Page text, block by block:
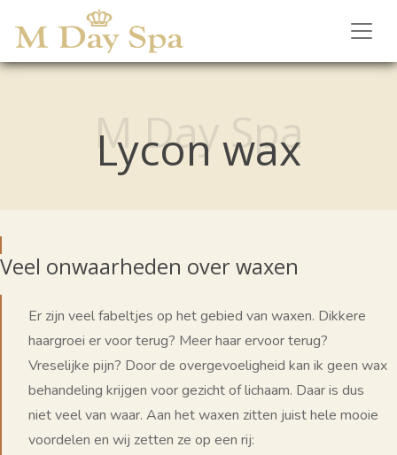
Lycon wax
M Day Spa
Veel onwaarheden over waxen
Er zijn veel fabeltjes op het gebied van waxen. Dikkere
haargroei er voor terug? Meer haar ervoor terug?
Vreselijke pijn? Door de overgevoeligheid kan ik geen wax
behandeling krijgen voor gezicht of lichaam. Daar is dus
niet veel van waar. Aan het waxen zitten juist hele mooie
voordelen en wij zetten ze op een rij: